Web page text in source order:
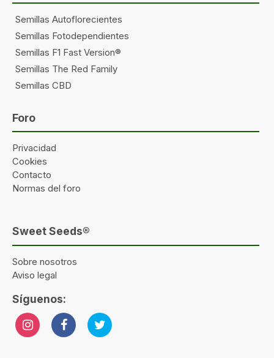
Semillas Autoflorecientes
Semillas Fotodependientes
Semillas F1 Fast Version®
Semillas The Red Family
Semillas CBD
Foro
Privacidad
Cookies
Contacto
Normas del foro
Sweet Seeds®
Sobre nosotros
Aviso legal
Síguenos: